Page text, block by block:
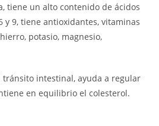
tiene un alto contenido de ácidos
y 9, tiene antioxidantes, vitaminas
potasio, magnesio,
tránsito intestinal, ayuda a regular
en equilibrio el colesterol.